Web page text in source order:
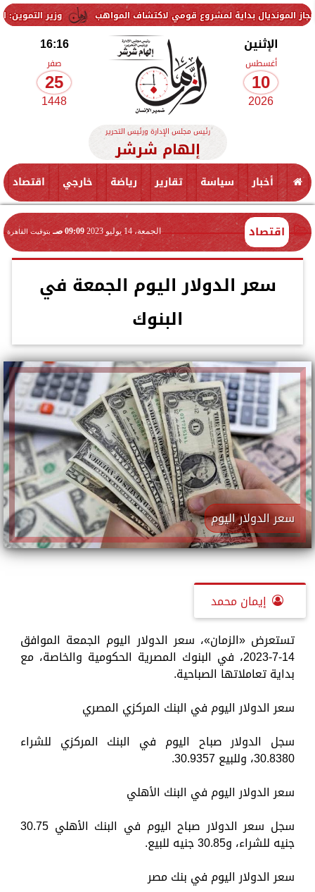
وزير التموين: استمرار بداية لمشروع قومي لاكتشاف المواهب
الإثنين
أغسطس
10
2026
16:16
صفر
25
1448
رئيس مجلس الإدارة ورئيس التحرير
إلهام شرشر
أخبار سياسة تقارير رياضة خارجي اقتصاد
اقتصاد الجمعة، 14 يوليو 2023 09:09 صـ بتوقيت القاهرة
سعر الدولار اليوم الجمعة في
البنوك
سعر الدولار اليوم
إيمان محمد
تستعرض «الزمان»، سعر الدولار اليوم الجمعة الموافق
14-7-2023، في البنوك المصرية الحكومية والخاصة، مع
بداية تعاملاتها الصباحية.
سعر الدولار اليوم في البنك المركزي المصري
سجل الدولار صباح اليوم في البنك المركزي للشراء
30.8380، وللبيع 30.9357.
سعر الدولار اليوم في البنك الأهلي
سجل سعر الدولار صباح اليوم في البنك الأهلي 30.75
جنيه للشراء، و30.85 جنيه للبيع.
سعر الدولار اليوم في بنك مصر